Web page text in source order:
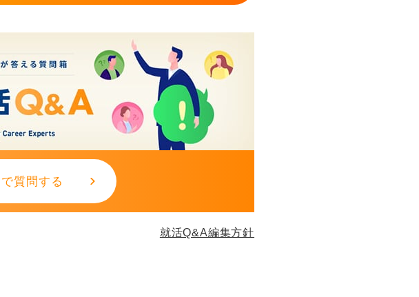
G検定よりは AWS Cloud Practitioner
ト対効果が良いものや、インフラ志向な
の入門）です。
は有効、最終的な合否はポートフォリオと
前提で学習計画を組むと成果に結びつき
質問する
就活Q&A編集方針